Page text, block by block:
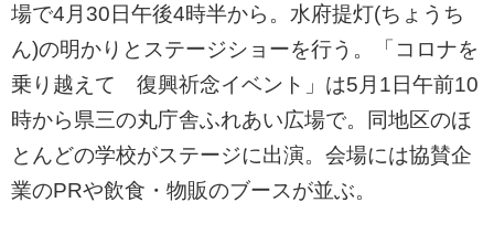
場で4月30日午後4時半から。水府提灯(ちょうち
ん)の明かりとステージショーを行う。「コロナを
乗り越えて 復興祈念イベント」は5月1日午前10
時から県三の丸庁舎ふれあい広場で。同地区のほ
とんどの学校がステージに出演。会場には協賛企
業のPRや飲食・物販のブースが並ぶ。